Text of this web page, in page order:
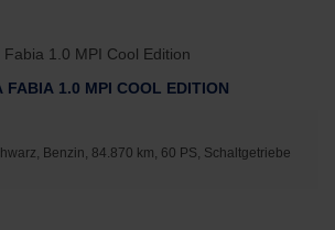
FABIA 1.0 MPI COOL EDITION
Benzin, 84.870 km, 60 PS, Schaltgetriebe